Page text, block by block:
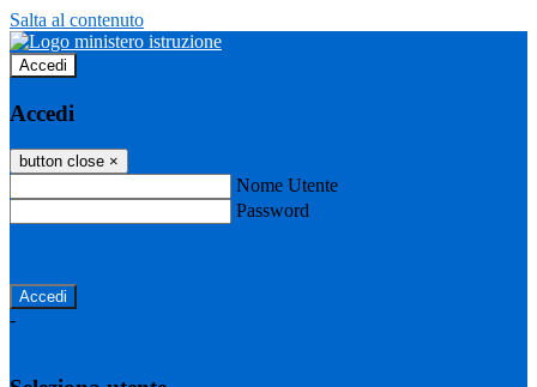
Salta al contenuto
Accedi
Accedi
button close ×
Nome Utente
Password
-